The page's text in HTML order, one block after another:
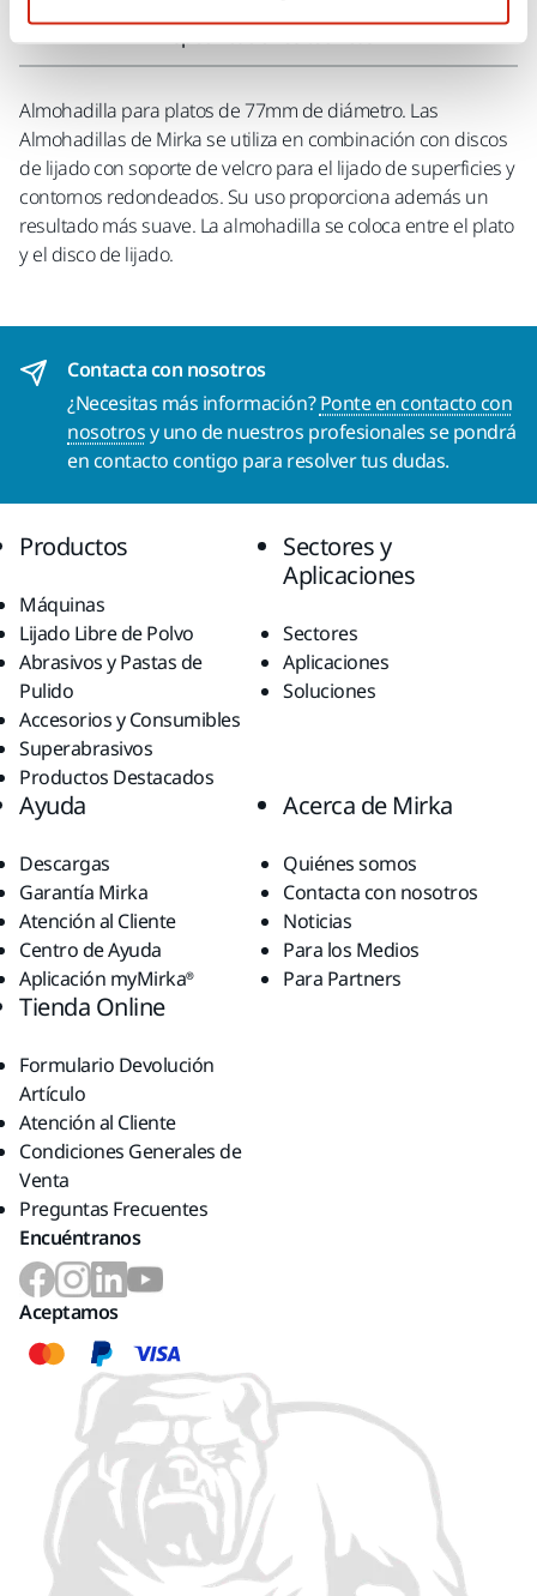
Almohadilla para platos de 77mm de diámetro. Las
Almohadillas de Mirka se utiliza en combinación con discos
de lijado con soporte de velcro para el lijado de superficies y
contornos redondeados. Su uso proporciona además un
resultado más suave. La almohadilla se coloca entre el plato
y el disco de lijado.
Contacta con nosotros
¿Necesitas más información?Ponte en contacto con
nosotrosy uno de nuestros profesionales se pondrá
en contacto contigo para resolver tus dudas.
Productos
Máquinas
Lijado Libre de Polvo
Abrasivos y Pastas de
Pulido
Accesorios y Consumibles
Superabrasivos
Productos Destacados
Sectores y
Aplicaciones
Sectores
Aplicaciones
Soluciones
Ayuda
Descargas
Garantía Mirka
Atención al Cliente
Centro de Ayuda
Aplicación myMirka®
Acerca de Mirka
Quiénes somos
Contacta con nosotros
Noticias
Para los Medios
Para Partners
Tienda Online
Formulario Devolución
Artículo
Atención al Cliente
Condiciones Generales de
Venta
Preguntas Frecuentes
Encuéntranos
Aceptamos